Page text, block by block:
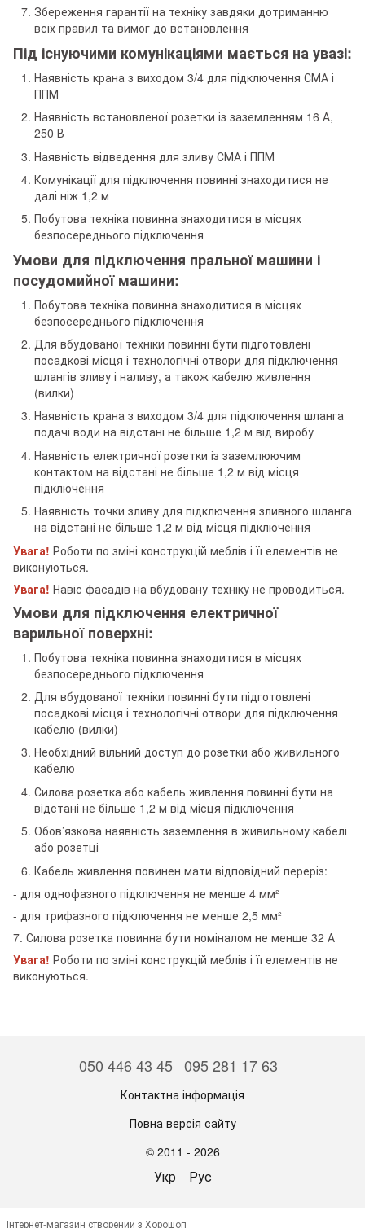
Збереження гарантії на техніку завдяки дотриманню
всіх правил та вимог до встановлення
Під існуючими комунікаціями мається на увазі:
Наявність крана з виходом 3/4 для підключення СМА і
ППМ
Наявність встановленої розетки із заземленням 16 А,
250 В
Наявність відведення для зливу СМА і ППМ
Комунікації для підключення повинні знаходитися не
далі ніж 1,2 м
Побутова техніка повинна знаходитися в місцях
безпосереднього підключення
Умови для підключення пральної машини і
посудомийної машини:
Побутова техніка повинна знаходитися в місцях
безпосереднього підключення
Для вбудованої техніки повинні бути підготовлені
посадкові місця і технологічні отвори для підключення
шлангів зливу і наливу, а також кабелю живлення
(вилки)
Наявність крана з виходом 3/4 для підключення шланга
подачі води на відстані не більше 1,2 м від виробу
Наявність електричної розетки із заземлюючим
контактом на відстані не більше 1,2 м від місця
підключення
Наявність точки зливу для підключення зливного шланга
на відстані не більше 1,2 м від місця підключення
Увага! Роботи по зміні конструкцій меблів і її елементів не
виконуються.
Увага! Навіс фасадів на вбудовану техніку не проводиться.
Умови для підключення електричної
варильної поверхні:
Побутова техніка повинна знаходитися в місцях
безпосереднього підключення
Для вбудованої техніки повинні бути підготовлені
посадкові місця і технологічні отвори для підключення
кабелю (вилки)
Необхідний вільний доступ до розетки або живильного
кабелю
Силова розетка або кабель живлення повинні бути на
відстані не більше 1,2 м від місця підключення
Обов’язкова наявність заземлення в живильному кабелі
або розетці
Кабель живлення повинен мати відповідний переріз:
- для однофазного підключення не менше 4 мм²
- для трифазного підключення не менше 2,5 мм²
7. Силова розетка повинна бути номіналом не менше 32 А
Увага! Роботи по зміні конструкцій меблів і її елементів не
виконуються.
050 446 43 45 095 281 17 63
Контактна інформація
Повна версія сайту
© 2011 - 2026
Укр Рус
Інтернет-магазин створений з Хорошоп